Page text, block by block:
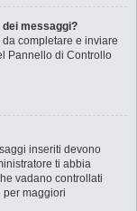
dei messaggi?
completare e inviare
Pannello di Controllo
inseriti devono
ti abbia
vadano controllati
per maggiori